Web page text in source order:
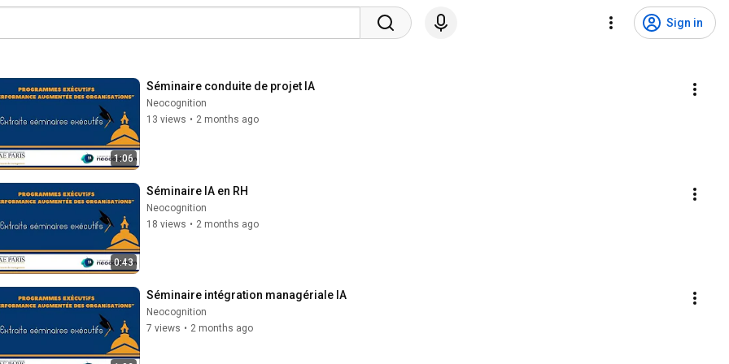
Sign in
1:06
Neocognition
13 views • 2 months ago
0:43
Séminaire IA en RH
Neocognition
18 views • 2 months ago
Neocognition
7 views • 2 months ago